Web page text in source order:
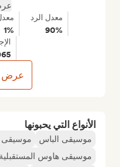
الأنواع التي يحبونها
موسيقى الباس
موسيقى هاوس المستقبلية
معدل الرد
90%
1%
عرض